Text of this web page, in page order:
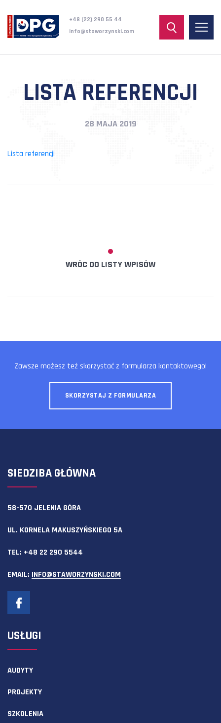
+48 (22) 290 55 44
info@staworzynski.com
LISTA REFERENCJI
28 MAJA 2019
Lista referencji
WRÓC DO LISTY WPISÓW
Zawsze możesz też skorzystać z formularza kontaktowego!
SKORZYSTAJ Z FORMULARZA
SIEDZIBA GŁÓWNA
58-570 JELENIA GÓRA
UL. KORNELA MAKUSZYŃSKIEGO 5A
TEL: +48 22 290 5544
EMAIL: INFO@STAWORZYNSKI.COM
USŁUGI
AUDYTY
PROJEKTY
SZKOLENIA